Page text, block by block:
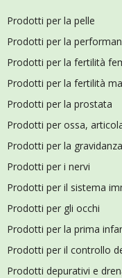
Prodotti per la pelle
Prodotti per la
Prodotti per la fertilità
Prodotti per la fertilità
Prodotti per la prostata
Prodotti per ossa,
Prodotti per la
Prodotti per i nervi
Prodotti per il sistema
Prodotti per gli occhi
Prodotti per la prima
Prodotti per il controllo
Prodotti depurativi e